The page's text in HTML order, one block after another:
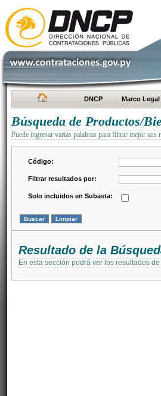
DNCP Marco Legal
Búsqueda de Productos/
Puede ingresar varias palabras para filtrar mejor sus
Código:
Filtrar resultados por:
Solo incluidos en Subasta:
Resultado de la
En esta sección podrá ver los resultados